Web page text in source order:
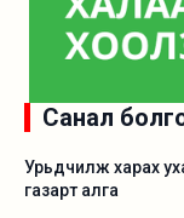
Санал
Урьдчилж харах
газарт алга